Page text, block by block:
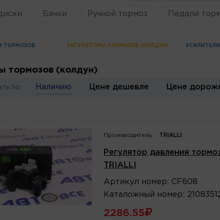
Бачки Ручной тормоз Педали
ТОРМОЗОВ РЕГУЛЯТОРЫ ТОРМОЗОВ (КОЛДУН)
тормозов (колдун)
по: Наличию Цене дешевле Цене
Производитель: TRIALLI
Регулятор давления
TRIALLI
Артикул номер : CF608
Каталожный номер :
2286.55